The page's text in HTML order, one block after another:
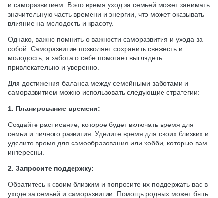
и саморазвитием. В это время уход за семьей может занимать
значительную часть времени и энергии, что может оказывать
влияние на молодость и красоту.
Однако, важно помнить о важности саморазвития и ухода за
собой. Саморазвитие позволяет сохранить свежесть и
молодость, а забота о себе помогает выглядеть
привлекательно и уверенно.
Для достижения баланса между семейными заботами и
саморазвитием можно использовать следующие стратегии:
1. Планирование времени:
Создайте расписание, которое будет включать время для
семьи и личного развития. Уделите время для своих близких и
уделите время для самообразования или хобби, которые вам
интересны.
2. Запросите поддержку:
Обратитесь к своим близким и попросите их поддержать вас в
уходе за семьей и саморазвитии. Помощь родных может быть